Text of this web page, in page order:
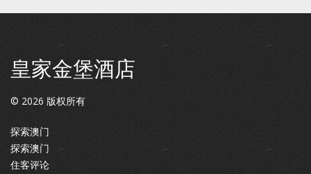
皇家金堡酒店
© 2026 版权所有
探索澳门
探索澳门
住客评论